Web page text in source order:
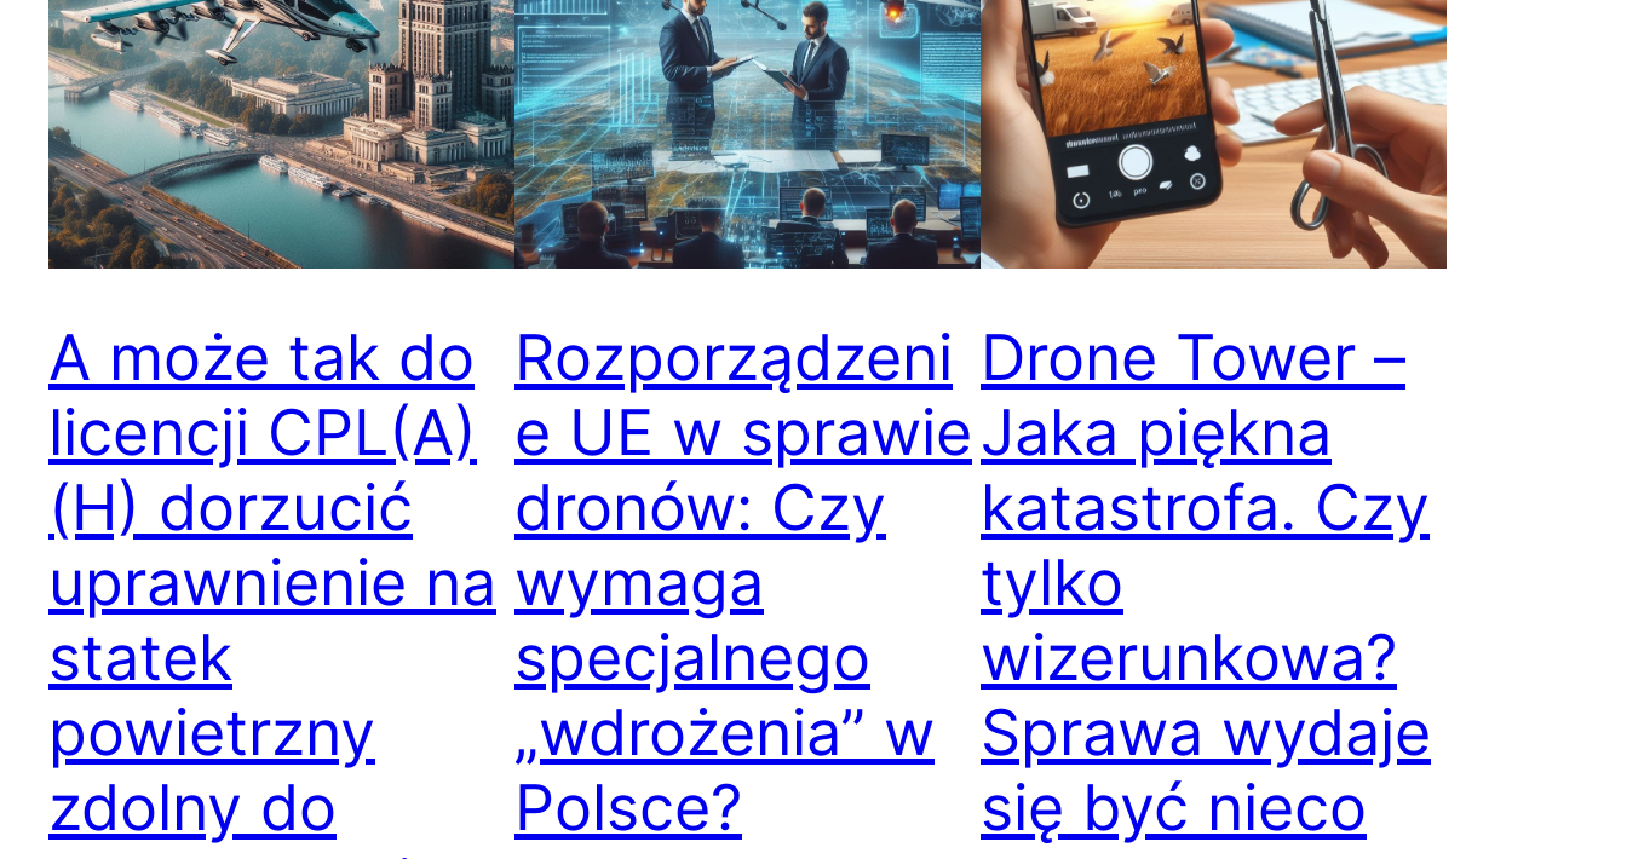
A może tak do
licencji CPL(A)
(H) dorzucić
uprawnienie na
statek
powietrzny
zdolny do
Rozporządzeni
e UE w sprawie
dronów: Czy
wymaga
specjalnego
„wdrożenia” w
Polsce?
Drone Tower –
Jaka piękna
katastrofa. Czy
tylko
wizerunkowa?
Sprawa wydaje
się być nieco